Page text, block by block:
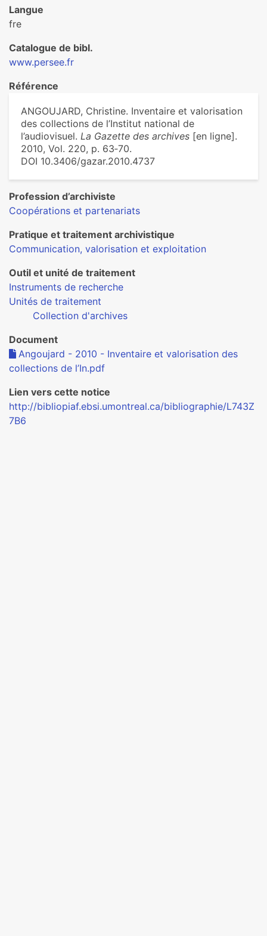
Langue
fre
Catalogue de bibl.
www.persee.fr
Référence
ANGOUJARD, Christine. Inventaire et valorisation
des collections de l’Institut national de
l’audiovisuel. La Gazette des archives [en ligne].
2010, Vol. 220, p. 63‑70.
DOI 10.3406/gazar.2010.4737
Profession d’archiviste
Coopérations et partenariats
Pratique et traitement archivistique
Communication, valorisation et exploitation
Outil et unité de traitement
Instruments de recherche
Unités de traitement
Collection d'archives
Document
Angoujard - 2010 - Inventaire et valorisation des
collections de l’In.pdf
Lien vers cette notice
http://bibliopiaf.ebsi.umontreal.ca/bibliographie/L743Z
7B6